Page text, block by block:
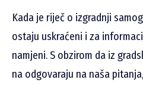
Kada je riječ o izgradnji
ostaju uskraćeni i za
namjeni. S obzirom da iz
na odgovaraju na naša